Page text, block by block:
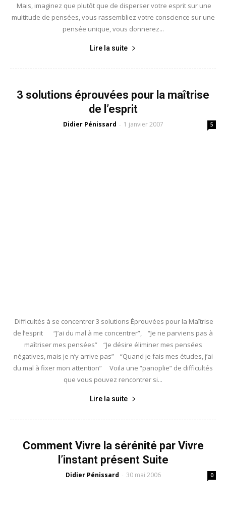
Mais, imaginez que plutôt que de disperser votre esprit sur une
multitude de pensées, vous rassembliez votre conscience sur une
pensée unique, vous donnerez...
Lire la suite
3 solutions éprouvées pour la maîtrise
de l’esprit
Didier Pénissard - 1 janvier 2007 5
Difficultés à se concentrer 3 solutions Éprouvées pour la Maîtrise
de l’esprit “J’ai du mal à me concentrer”, “Je ne parviens pas à
maîtriser mes pensées” “Je désire éliminer mes pensées
négatives, mais je n’y arrive pas” “Quand je fais mes études, j’ai
du mal à fixer mon attention” Voila une “panoplie” de difficultés
que vous pouvez rencontrer si...
Lire la suite
Comment Vivre la sérénité par Vivre
l’instant présent Suite
Didier Pénissard - 30 mai 2006 0